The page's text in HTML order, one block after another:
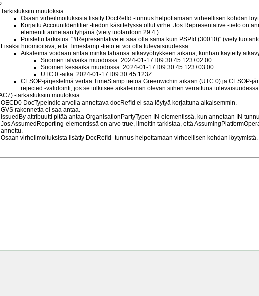
Tarkistuksiin muutoksia:
Osaan virheilmoituksista lisätty DocRefId -tunnus helpottamaan virheellisen kohdan
Korjattu AccountIdentifier -tiedon käsittelyssä ollut virhe: Jos Representative -tieto on
elementti annetaan tyhjänä (viety tuotantoon 29.4.)
Poistettu tarkistus: "#Representative ei saa olla sama kuin PSPId (30010)" (viety
Lisäksi huomioitava, että Timestamp -tieto ei voi olla tulevaisuudessa:
Aikaleima voidaan antaa minkä tahansa aikavyöhykkeen aikana, kunhan käytetty
Suomen talviaika muodossa: 2024-01-17T09:30:45.123+02:00
Suomen kesäaika muodossa: 2024-01-17T09:30:45.123+03:00
UTC 0 -aika: 2024-01-17T09:30:45.123Z
CESOP-järjestelmä vertaa TimeStamp tietoa Greenwichin aikaan (UTC 0) ja CESOP-
rejected -validointi, jos se tulkitsee aikaleiman olevan siihen verrattuna
-tarkastuksiin muutoksia:
OECD0 DocTypeIndic arvolla annettava docRefId ei saa löytyä korjattuna aikaisemmin.
GVS rakennetta ei saa antaa.
issuedBy attribuutti pitää antaa OrganisationPartyTypen IN-elementissä, kun annetaan IN-
Jos AssumedReporting-elementissä on arvo true, ilmoitin tarkistaa, että
annettu.
Osaan virheilmoituksista lisätty DocRefId -tunnus helpottamaan virheellisen kohdan löytymistä.